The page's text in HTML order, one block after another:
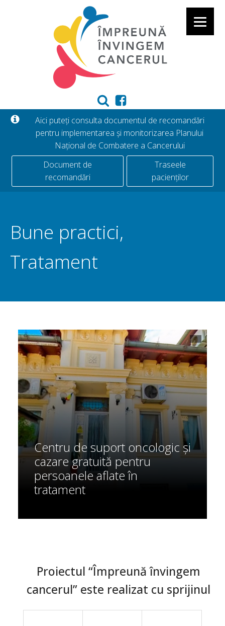
Aici puteți consulta documentul de recomandări
pentru implementarea și monitorizarea Planului
Național de Combatere a Cancerului
Document de
recomandări
Traseele
pacienților
Bune practici,
Tratament
Centru de suport oncologic și
cazare gratuită pentru
persoanele aflate în
tratament
Proiectul “Împreună învingem
cancerul” este realizat cu sprijinul